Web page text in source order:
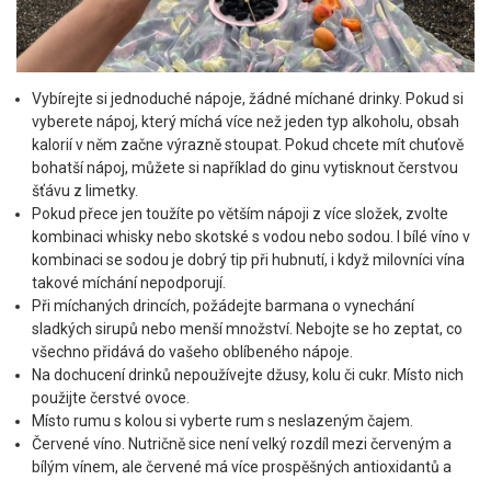
Vybírejte si jednoduché nápoje, žádné míchané drinky. Pokud si
vyberete nápoj, který míchá více než jeden typ alkoholu, obsah
kalorií v něm začne výrazně stoupat. Pokud chcete mít chuťově
bohatší nápoj, můžete si například do ginu vytisknout čerstvou
šťávu z limetky.
Pokud přece jen toužíte po větším nápoji z více složek, zvolte
kombinaci whisky nebo skotské s vodou nebo sodou. I bílé víno v
kombinaci se sodou je dobrý tip při hubnutí, i když milovníci vína
takové míchání nepodporují.
Při míchaných drincích, požádejte barmana o vynechání
sladkých sirupů nebo menší množství. Nebojte se ho zeptat, co
všechno přidává do vašeho oblíbeného nápoje.
Na dochucení drinků nepoužívejte džusy, kolu či cukr. Místo nich
použijte čerstvé ovoce.
Místo rumu s kolou si vyberte rum s neslazeným čajem.
Červené víno. Nutričně sice není velký rozdíl mezi červeným a
bílým vínem, ale červené má více prospěšných antioxidantů a